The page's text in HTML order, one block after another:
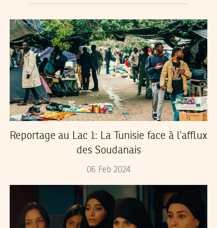
Reportage au Lac 1: La Tunisie face à l’afflux
des Soudanais
06 Feb 2024